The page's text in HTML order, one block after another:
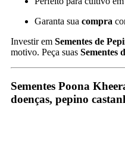
Garanta sua compra
Investir em Sementes de
motivo. Peça suas Sementes
Sementes Poona
doenças, pepino